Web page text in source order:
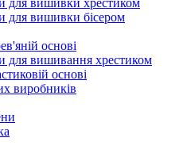
для вишивки бісером
основі
для вишивання хрестиком
основі
виробників